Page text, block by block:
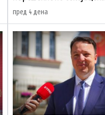
пред 4 дена